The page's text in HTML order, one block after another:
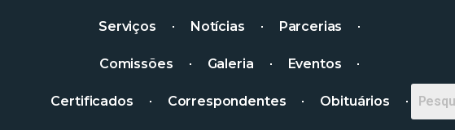
Serviços Notícias Parcerias
Comissões Galeria Eventos
Certificados Correspondentes Obituários